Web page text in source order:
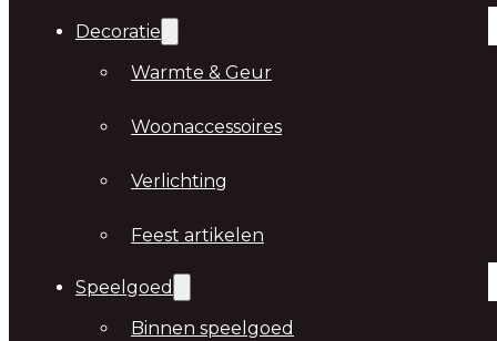
Decoratie
Warmte & Geur
Woonaccessoires
Verlichting
Feest artikelen
Speelgoed
Binnen speelgoed